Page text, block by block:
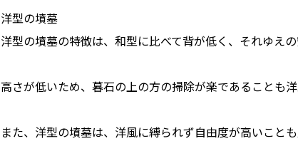
洋型の墳墓
洋型の墳墓の特徴は、和型に比べて背が低く、それゆえ
高さが低いため、暮石の上の方の掃除が楽であることも洋
また、洋型の墳墓は、洋風に縛られず自由度が高いこと